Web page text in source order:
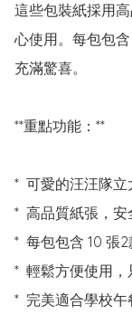
這些包裝紙採用
心使用。每包包
充滿驚喜。
**重點功能：**
*  可愛的汪汪隊
*  高品質紙張，安
*  每包包含 10 張
*  輕鬆方便使用
*  完美適合學校